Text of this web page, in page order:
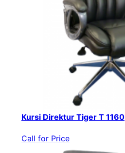
Kursi Direktur Tiger T 1160
Call for Price